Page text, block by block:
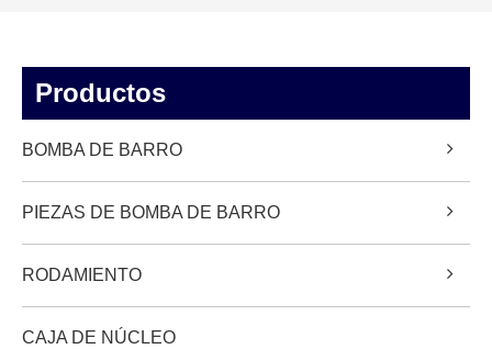
Productos
BOMBA DE BARRO
PIEZAS DE BOMBA DE BARRO
RODAMIENTO
CAJA DE NÚCLEO